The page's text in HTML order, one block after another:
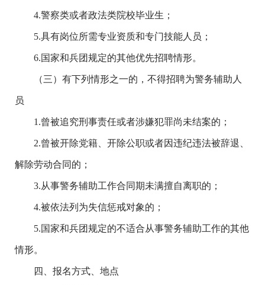
4.警察类或者政法类院校毕业生；
5.具有岗位所需专业资质和专门技能人员；
6.国家和兵团规定的其他优先招聘情形。
（三）有下列情形之一的，不得招聘为警务辅助人
员
1.曾被追究刑事责任或者涉嫌犯罪尚未结案的；
2.曾被开除党籍、开除公职或者因违纪违法被辞退、
解除劳动合同的；
3.从事警务辅助工作合同期未满擅自离职的；
4.被依法列为失信惩戒对象的；
5.国家和兵团规定的不适合从事警务辅助工作的其他
情形。
四、报名方式、地点